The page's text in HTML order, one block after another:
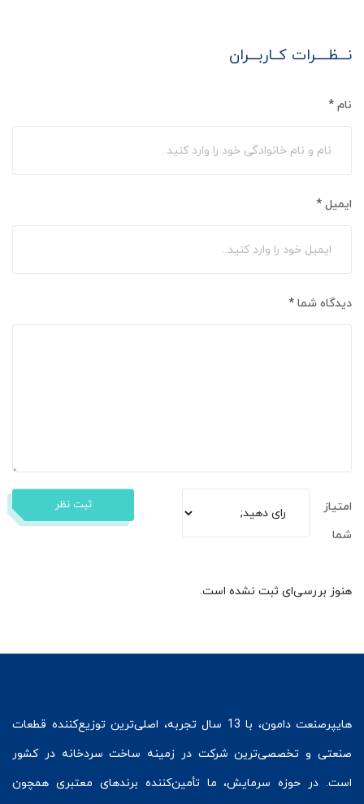
نـــظــــرات کــاربـــران
نام *
ایمیل *
دیدگاه شما *
امتیاز
شما
ثبت نظر
هنوز بررسی‌ای ثبت نشده است.
هایپرصنعت
دامون، با 13 سال تجربه، اصلی‌ترین توزیع‌کننده قطعات
صنعتی و تخصصی‌ترین شرکت در زمینه ساخت سردخانه در کشور
است. در حوزه سرمایش، ما تأمین‌کننده برندهای معتبری همچون